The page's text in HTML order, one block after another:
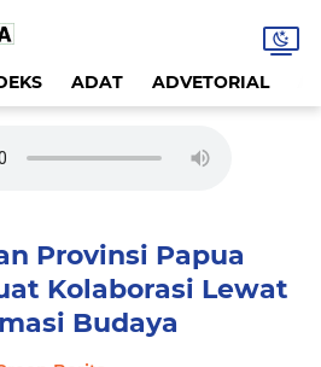
ADAT ADVETORIAL
Provinsi Papua
Kolaborasi Lewat
Budaya